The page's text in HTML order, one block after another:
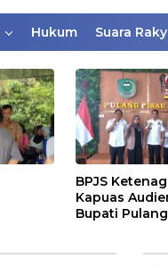
Hukum Suara
BPJS
Kapuas
Bupati